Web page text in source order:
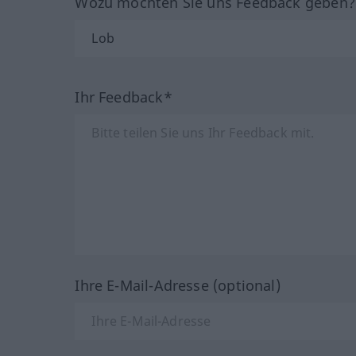
Ihr Feedback*
Ihre E-Mail-Adresse (optional)